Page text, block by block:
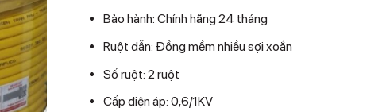
Bảo hành: Chính hãng 24 tháng
Ruột dẫn: Đồng mềm nhiều sợi xoắn
Số ruột: 2 ruột
Cấp điện áp: 0,6/1KV